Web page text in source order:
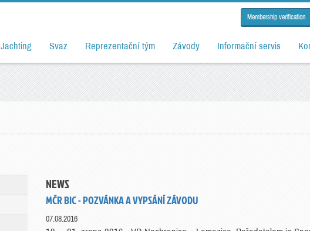
Membership verification
Jachting Svaz Reprezentační tým Závody Informační servis
NEWS
MČR BIC - POZVÁNKA A VYPSÁNÍ ZÁVODU
07.08.2016